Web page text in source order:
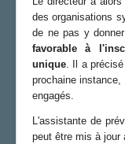
des organisations
de ne pas y
favorable à
unique. Il a
prochaine
engagés.
L'assistante de
peut être mis à jour